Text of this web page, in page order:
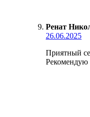
Ренат
26.06.2025
Приятный
Рекомендую